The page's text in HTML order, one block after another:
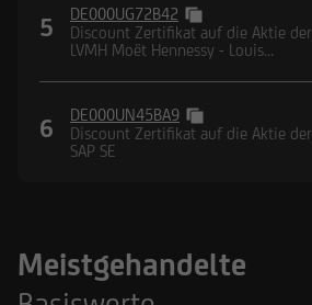
5
DE000UG72B42
Discount Zertifikat auf die Aktie der
LVMH Moët Hennessy - Louis
6
DE000UN45BA9
Discount Zertifikat auf die Aktie der
SAP SE
Meistgehandelte